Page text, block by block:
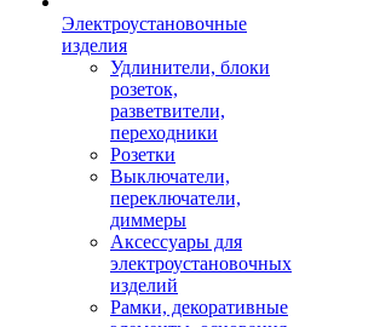
Электроустановочные
изделия
Удлинители, блоки
розеток,
разветвители,
переходники
Розетки
Выключатели,
переключатели,
диммеры
Аксессуары для
электроустановочных
изделий
Рамки, декоративные